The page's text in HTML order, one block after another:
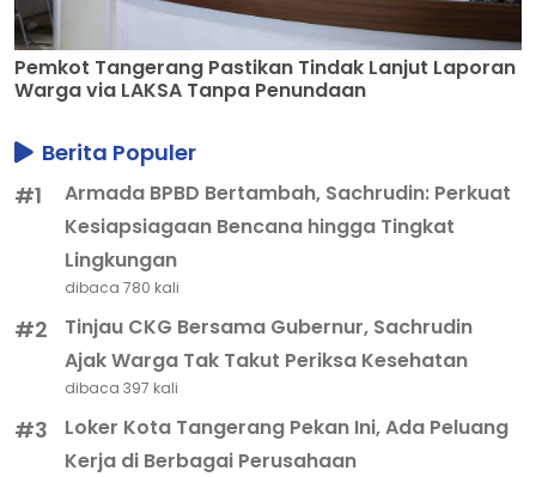
Pemkot Tangerang Pastikan Tindak Lanjut Laporan
Warga via LAKSA Tanpa Penundaan
Berita Populer
#1
Armada BPBD Bertambah, Sachrudin: Perkuat
Kesiapsiagaan Bencana hingga Tingkat
Lingkungan
dibaca 780 kali
#2
Tinjau CKG Bersama Gubernur, Sachrudin
Ajak Warga Tak Takut Periksa Kesehatan
dibaca 397 kali
#3
Loker Kota Tangerang Pekan Ini, Ada Peluang
Kerja di Berbagai Perusahaan